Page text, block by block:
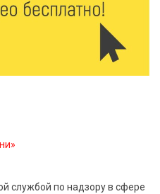
службой по надзору в сфере